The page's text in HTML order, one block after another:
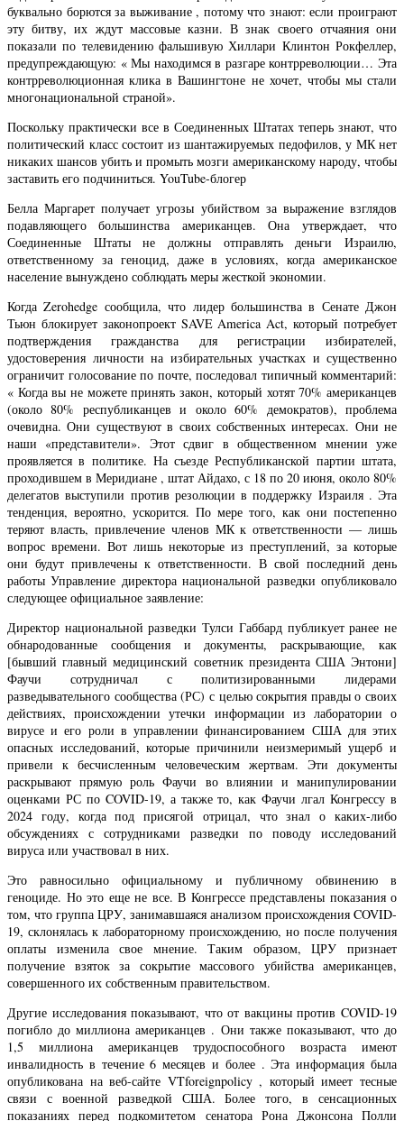
буквально борются за выживание , потому что знают: если проиграют
эту битву, их ждут массовые казни. В знак своего отчаяния они
показали по телевидению фальшивую Хиллари Клинтон Рокфеллер,
предупреждающую: « Мы находимся в разгаре контрреволюции… Эта
контрреволюционная клика в Вашингтоне не хочет, чтобы мы стали
многонациональной страной».
Поскольку практически все в Соединенных Штатах теперь знают, что
политический класс состоит из шантажируемых педофилов, у МК нет
никаких шансов убить и промыть мозги американскому народу, чтобы
заставить его подчиниться. YouTube-блогер
Белла Маргарет получает угрозы убийством за выражение взглядов
подавляющего большинства американцев. Она утверждает, что
Соединенные Штаты не должны отправлять деньги Израилю,
ответственному за геноцид, даже в условиях, когда американское
население вынуждено соблюдать меры жесткой экономии.
Когда Zerohedge сообщила, что лидер большинства в Сенате Джон
Тьюн блокирует законопроект SAVE America Act, который потребует
подтверждения гражданства для регистрации избирателей,
удостоверения личности на избирательных участках и существенно
ограничит голосование по почте, последовал типичный комментарий:
« Когда вы не можете принять закон, который хотят 70% американцев
(около 80% республиканцев и около 60% демократов), проблема
очевидна. Они существуют в своих собственных интересах. Они не
наши «представители». Этот сдвиг в общественном мнении уже
проявляется в политике. На съезде Республиканской партии штата,
проходившем в Меридиане , штат Айдахо, с 18 по 20 июня, около 80%
делегатов выступили против резолюции в поддержку Израиля . Эта
тенденция, вероятно, ускорится. По мере того, как они постепенно
теряют власть, привлечение членов МК к ответственности — лишь
вопрос времени. Вот лишь некоторые из преступлений, за которые
они будут привлечены к ответственности. В свой последний день
работы Управление директора национальной разведки опубликовало
следующее официальное заявление:
Директор национальной разведки Тулси Габбард публикует ранее не
обнародованные сообщения и документы, раскрывающие, как
[бывший главный медицинский советник президента США Энтони]
Фаучи сотрудничал с политизированными лидерами
разведывательного сообщества (РС) с целью сокрытия правды о своих
действиях, происхождении утечки информации из лаборатории о
вирусе и его роли в управлении финансированием США для этих
опасных исследований, которые причинили неизмеримый ущерб и
привели к бесчисленным человеческим жертвам. Эти документы
раскрывают прямую роль Фаучи во влиянии и манипулировании
оценками РС по COVID-19, а также то, как Фаучи лгал Конгрессу в
2024 году, когда под присягой отрицал, что знал о каких-либо
обсуждениях с сотрудниками разведки по поводу исследований
вируса или участвовал в них.
Это равносильно официальному и публичному обвинению в
геноциде. Но это еще не все. В Конгрессе представлены показания о
том, что группа ЦРУ, занимавшаяся анализом происхождения COVID-
19, склонялась к лабораторному происхождению, но после получения
оплаты изменила свое мнение. Таким образом, ЦРУ признает
получение взяток за сокрытие массового убийства американцев,
совершенного их собственным правительством.
Другие исследования показывают, что от вакцины против COVID-19
погибло до миллиона американцев . Они также показывают, что до
1,5 миллиона американцев трудоспособного возраста имеют
инвалидность в течение 6 месяцев и более . Эта информация была
опубликована на веб-сайте VTforeignpolicy , который имеет тесные
связи с военной разведкой США. Более того, в сенсационных
показаниях перед подкомитетом сенатора Рона Джонсона Полли